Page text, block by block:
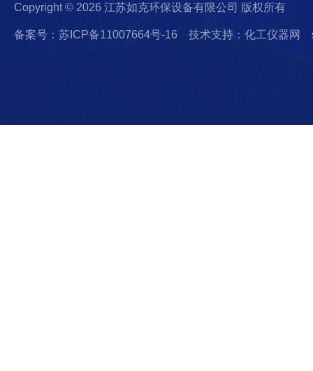
Copyright © 2026 江苏如克环保设备有限公司 版权所有
备案号：苏ICP备11007664号-16 技术支持：化工仪器网